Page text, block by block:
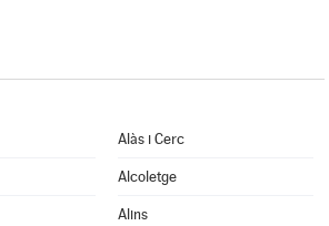
Alàs i Cerc
Alcoletge
Alins